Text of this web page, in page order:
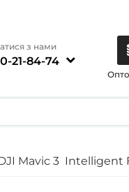
з нами
21-84-74
Mavic 3